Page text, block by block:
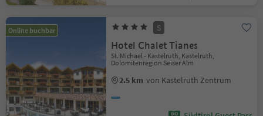
Online buchbar S
Hotel Chalet Tianes
St. Michael - Kastelruth, Kastelruth,
Dolomitenregion Seiser Alm
2.5 km von Kastelruth Zentrum